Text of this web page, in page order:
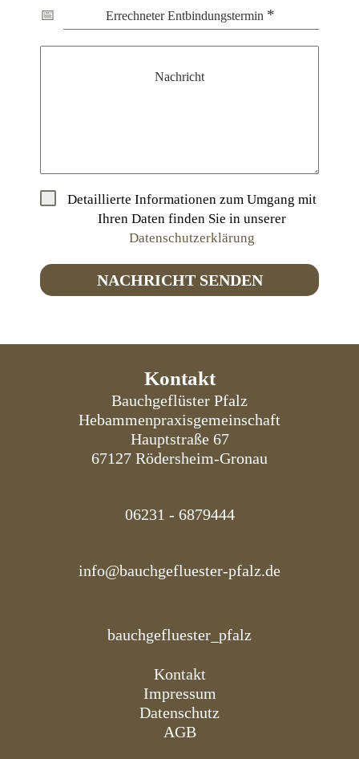
Errechneter Entbindungstermin *
Nachricht
Detaillierte Informationen zum Umgang mit
Ihren Daten finden Sie in unserer
Datenschutzerklärung
NACHRICHT SENDEN
Kontakt
Bauchgeflüster Pfalz
Hebammenpraxisgemeinschaft
Hauptstraße 67
67127 Rödersheim-Gronau
06231 - 6879444
info@bauchgefluester-pfalz.de
bauchgefluester_pfalz
Kontakt
Impressum
Datenschutz
AGB